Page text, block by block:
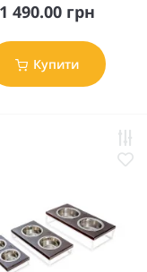
1 490.00 грн
Купити